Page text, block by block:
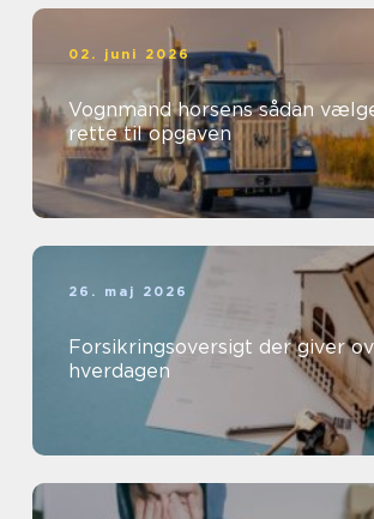
02. juni 2026
Vognmand horsens sådan vælger du den
rette til opgaven
26. maj 2026
Forsikringsoversigt der giver
hverdagen